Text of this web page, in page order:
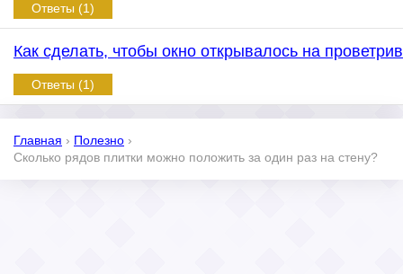
Ответы (1)
Как сделать, чтобы окно открывалось на
Ответы (1)
Главная › Полезно ›
Сколько рядов плитки можно положить за один раз на стену?